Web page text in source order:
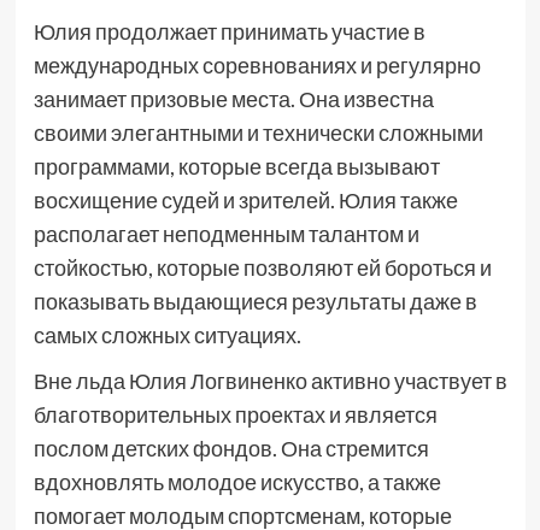
Юлия продолжает принимать участие в
международных соревнованиях и регулярно
занимает призовые места. Она известна
своими элегантными и технически сложными
программами, которые всегда вызывают
восхищение судей и зрителей. Юлия также
располагает неподменным талантом и
стойкостью, которые позволяют ей бороться и
показывать выдающиеся результаты даже в
самых сложных ситуациях.
Вне льда Юлия Логвиненко активно участвует в
благотворительных проектах и является
послом детских фондов. Она стремится
вдохновлять молодое искусство, а также
помогает молодым спортсменам, которые